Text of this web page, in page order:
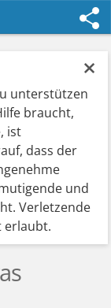
×
unterstützen
braucht,
ist
dass der
und
Verletzende
erlaubt.